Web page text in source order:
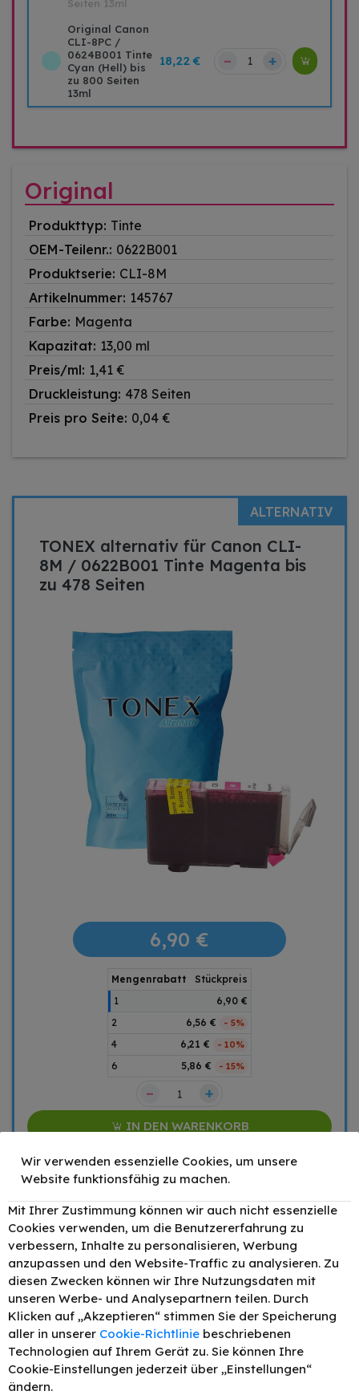
Seiten 13ml
Original Canon
CLI-8PC /
0624B001 Tinte
Cyan (Hell) bis
zu 800 Seiten
13ml
18,22 € – +
Original
Produkttyp: Tinte
OEM-Teilenr.: 0622B001
Produktserie: CLI-8M
Artikelnummer: 145767
Farbe: Magenta
Kapazitat: 13,00 ml
Preis/ml: 1,41 €
Druckleistung: 478 Seiten
Preis pro Seite: 0,04 €
ALTERNATIV
TONEX alternativ für Canon CLI-
8M / 0622B001 Tinte Magenta bis
zu 478 Seiten
6,90 €
Mengenrabatt
Stückpreis
1
6,90 €
2
6,56 € - 5%
4 6,21 € - 10%
6 5,86 € - 15%
– +
IN DEN WARENKORB
SPARE 11,48 €
IM VERGLEICH
ZUM ORIGINAL
Lieferung am selben
Tag in Wien
Versandlager:
vorrätig / Lieferung
in AT 1-3 Werktage
Produkttyp:
alternativ
Produktart:Tinte
Artikelnummer:
149616
OEM-Teilenr.:
0622B001
Produktserie:CLI-
Wir verwenden essenzielle Cookies, um unsere
Website funktionsfähig zu machen.
Mit Ihrer Zustimmung können wir auch nicht essenzielle
Cookies verwenden, um die Benutzererfahrung zu
verbessern, Inhalte zu personalisieren, Werbung
anzupassen und den Website-Traffic zu analysieren. Zu
diesen Zwecken können wir Ihre Nutzungsdaten mit
unseren Werbe- und Analysepartnern teilen. Durch
Klicken auf „Akzeptieren“ stimmen Sie der Speicherung
aller in unserer Cookie-Richtlinie beschriebenen
Technologien auf Ihrem Gerät zu. Sie können Ihre
Cookie-Einstellungen jederzeit über „Einstellungen“
ändern.